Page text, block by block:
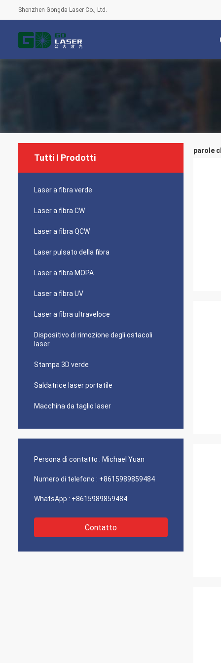
Shenzhen Gongda Laser Co., Ltd.
Tutti I Prodotti
Laser a fibra verde
Laser a fibra CW
Laser a fibra QCW
Laser pulsato della fibra
Laser a fibra MOPA
Laser a fibra UV
Laser a fibra ultraveloce
Dispositivo di rimozione degli ostacoli
laser
Stampa 3D verde
Saldatrice laser portatile
Macchina da taglio laser
Persona di contatto : Michael Yuan
Numero di telefono : +8615989859484
WhatsApp : +8615989859484
Contatto
parole